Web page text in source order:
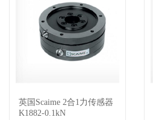
查看详情
英国Scaime 2合1力传感器
K1882-0.1kN